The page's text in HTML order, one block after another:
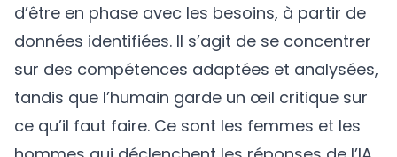
d’être en phase avec les besoins, à partir de
données identifiées. Il s’agit de se concentrer
sur des compétences adaptées et analysées,
tandis que l’humain garde un œil critique sur
ce qu’il faut faire. Ce sont les femmes et les